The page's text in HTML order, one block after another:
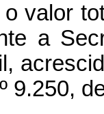
o valor
a
9.250,